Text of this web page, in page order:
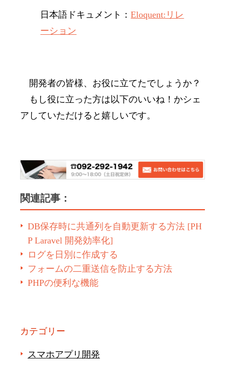
日本語ドキュメント：Eloquent:リレ
ーション
開発者の皆様、お役に立てたでしょうか？
もし役に立った方は以下のいいね！かシェ
アしていただけると嬉しいです。
関連記事：
DB保存時に共通列を自動更新する方法 [PH
P Laravel 開発効率化]
ログを日別に作成する
フォームの二重送信を防止する方法
PHPの便利な機能
カテゴリー
スマホアプリ開発